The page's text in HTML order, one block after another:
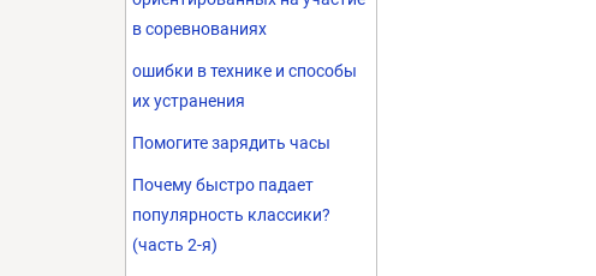
в соревнованиях
ошибки в технике и способы
их устранения
Помогите зарядить часы
Почему быстро падает
популярность классики?
(часть 2-я)